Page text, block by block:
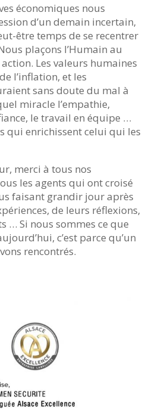
économiques nous
d’un demain incertain,
être temps de se recentrer
plaçons l’Humain au
Les valeurs humaines
l’inflation, et les
sans doute du mal à
miracle l’empathie,
le travail en équipe …
qui enrichissent celui qui les
merci à tous nos
les agents qui ont croisé
faisant grandir jour après
de leurs réflexions,
… Si nous sommes ce que
c’est parce qu’un
rencontrés.